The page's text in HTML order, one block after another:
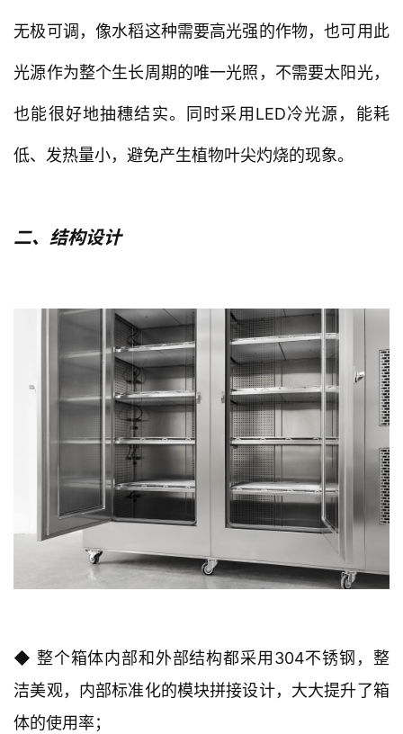
无极可调，像水稻这种需要高光强的作物，也可用此
光源作为整个生长周期的唯一光照，不需要太阳光，
也能很好地抽穗结实。同时采用LED冷光源，能耗
低、发热量小，避免产生植物叶尖灼烧的现象。
二、结构设计
◆ 整个箱体内部和外部结构都采用304不锈钢，整
洁美观，内部标准化的模块拼接设计，大大提升了箱
体的使用率；